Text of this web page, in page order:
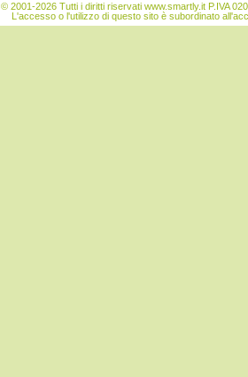
© 2001-2026 Tutti i diritti riservati www.smartly.it P.IVA
L'accesso o l'utilizzo di questo sito è subordinato